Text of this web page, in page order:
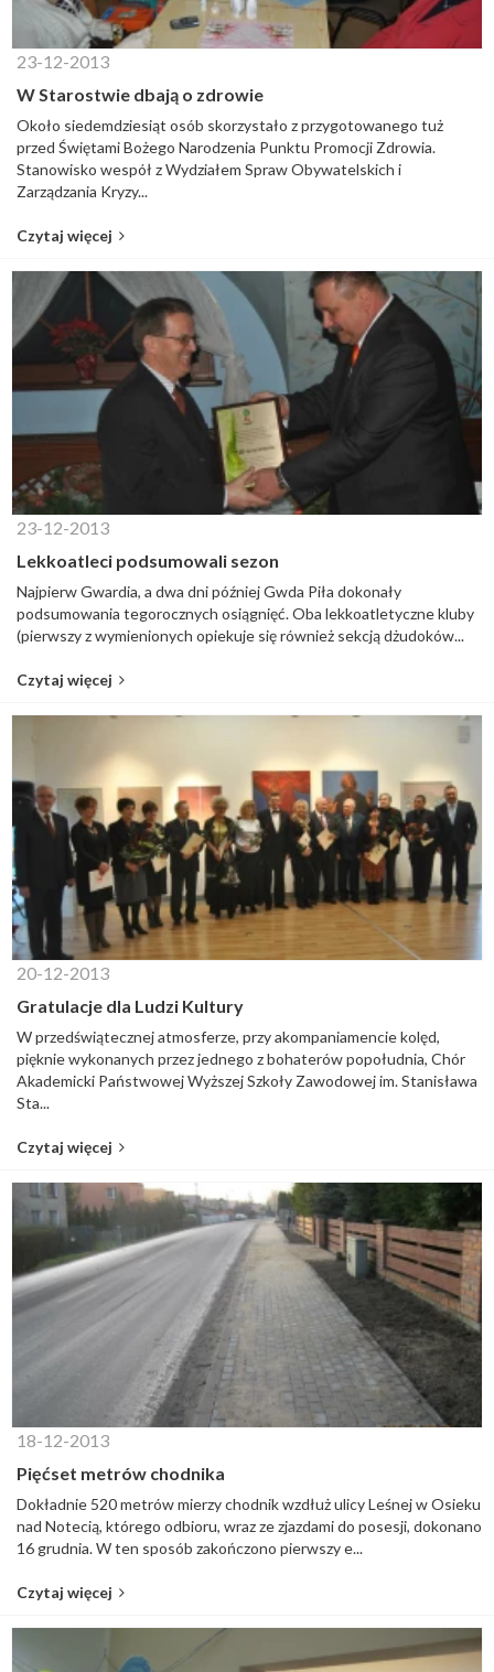
23-12-2013
W Starostwie dbają o zdrowie
Około siedemdziesiąt osób skorzystało z przygotowanego tuż
przed Świętami Bożego Narodzenia Punktu Promocji Zdrowia.
Stanowisko wespół z Wydziałem Spraw Obywatelskich i
Zarządzania Kryzy...
Czytaj więcej
23-12-2013
Lekkoatleci podsumowali sezon
Najpierw Gwardia, a dwa dni później Gwda Piła dokonały
podsumowania tegorocznych osiągnięć. Oba lekkoatletyczne kluby
(pierwszy z wymienionych opiekuje się również sekcją dżudoków...
Czytaj więcej
20-12-2013
Gratulacje dla Ludzi Kultury
W przedświątecznej atmosferze, przy akompaniamencie kolęd,
pięknie wykonanych przez jednego z bohaterów popołudnia, Chór
Akademicki Państwowej Wyższej Szkoły Zawodowej im. Stanisława
Sta...
Czytaj więcej
18-12-2013
Pięćset metrów chodnika
Dokładnie 520 metrów mierzy chodnik wzdłuż ulicy Leśnej w Osieku
nad Notecią, którego odbioru, wraz ze zjazdami do posesji, dokonano
16 grudnia. W ten sposób zakończono pierwszy e...
Czytaj więcej